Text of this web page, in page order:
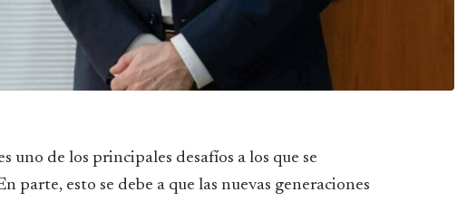
parte, esto se debe a que las nuevas generaciones